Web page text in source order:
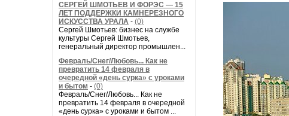
СЕРГЕЙ ШМОТЬЕВ И ФОРЭС — 15
ЛЕТ ПОДДЕРЖКИ КАМНЕРЕЗНОГО
ИСКУССТВА УРАЛА - (0)
Сергей Шмотьев: бизнес на службе
культуры Сергей Шмотьев,
генеральный директор промышлен...
Февраль/Снег/Любовь... Как не
превратить 14 февраля в
очередной «день сурка» с уроками
и бытом - (0)
Февраль/Снег/Любовь... Как не
превратить 14 февраля в очередной
«день сурка» с уроками и бытом ...